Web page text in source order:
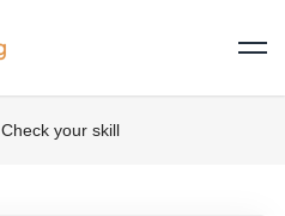
Check your skill